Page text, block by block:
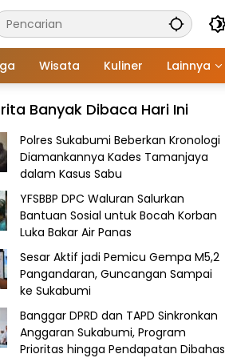
Wisata Kuliner Lainnya
Banyak Dibaca Hari Ini
Polres Sukabumi Beberkan Kronologi
Diamankannya Kades Tamanjaya
dalam Kasus Sabu
YFSBBP DPC Waluran Salurkan
Bantuan Sosial untuk Bocah Korban
Luka Bakar Air Panas
Sesar Aktif jadi Pemicu Gempa M5,2
Pangandaran, Guncangan Sampai
ke Sukabumi
Banggar DPRD dan TAPD Sinkronkan
Anggaran Sukabumi, Program
Prioritas hingga Pendapatan Dibahas